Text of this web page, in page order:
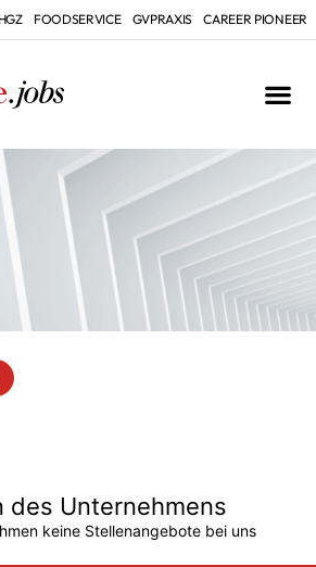
FOODSERVICE GVPRAXIS CAREER PIONEER
des Unternehmens
keine Stellenangebote bei uns